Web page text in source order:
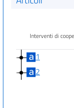
Interventi di
1
2